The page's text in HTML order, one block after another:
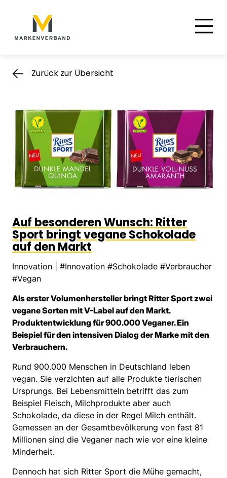
Hauptnavigation
Zurück zur Übersicht
Auf besonderen Wunsch: Ritter
Sport bringt vegane Schokolade
auf den Markt
Innovation
#Innovation #Schokolade #Verbraucher
#Vegan
Als erster Volumenhersteller bringt Ritter Sport zwei
vegane Sorten mit V-Label auf den Markt.
Produktentwicklung für 900.000 Veganer. Ein
Beispiel für den intensiven Dialog der Marke mit den
Verbrauchern.
Rund 900.000 Menschen in Deutschland leben
vegan. Sie verzichten auf alle Produkte tierischen
Ursprungs. Bei Lebensmitteln betrifft das zum
Beispiel Fleisch, Milchprodukte aber auch
Schokolade, da diese in der Regel Milch enthält.
Gemessen an der Gesamtbevölkerung von fast 81
Millionen sind die Veganer nach wie vor eine kleine
Minderheit.
Dennoch hat sich Ritter Sport die Mühe gemacht,